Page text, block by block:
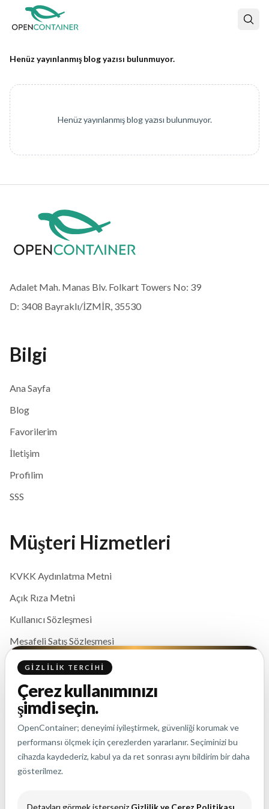
Henüz yayınlanmış blog yazısı bulunmuyor.
Henüz yayınlanmış blog yazısı bulunmuyor.
Adalet Mah. Manas Blv. Folkart Towers No: 39
D: 3408 Bayraklı/İZMİR, 35530
Bilgi
Ana Sayfa
Blog
Favorilerim
İletişim
Profilim
SSS
Müşteri Hizmetleri
KVKK Aydınlatma Metni
Açık Rıza Metni
Kullanıcı Sözleşmesi
Mesafeli Satış Sözleşmesi
Gizlilik ve Çerez Politikası
İletişim
info@opencontainer.co
+90 (850) 346 07 25
GIZLILIK TERCIHI
Çerez kullanımınızı
şimdi seçin.
OpenContainer; deneyimi iyileştirmek, güvenliği korumak ve
performansı ölçmek için çerezlerden yararlanır. Seçiminizi bu
cihazda kaydederiz, kabul ya da ret sonrası aynı bildirim bir daha
gösterilmez.
Detayları görmek isterseniz Gizlilik ve Çerez Politikası